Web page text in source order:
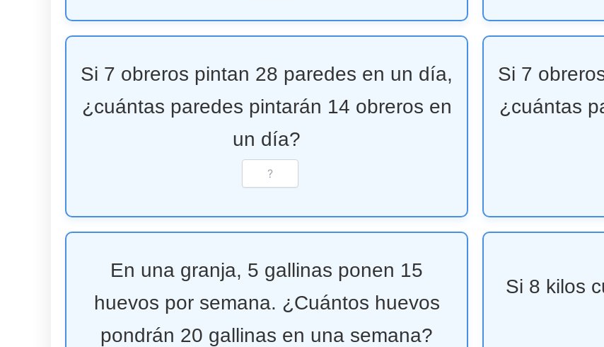
Si 7 obreros pintan 28 paredes en un día,
¿cuántas paredes pintarán 14 obreros en
un día?
Si 7
¿cuántas
En una granja, 5 gallinas ponen 15
huevos por semana. ¿Cuántos huevos
pondrán 20 gallinas en una semana?
Si 8 kilos